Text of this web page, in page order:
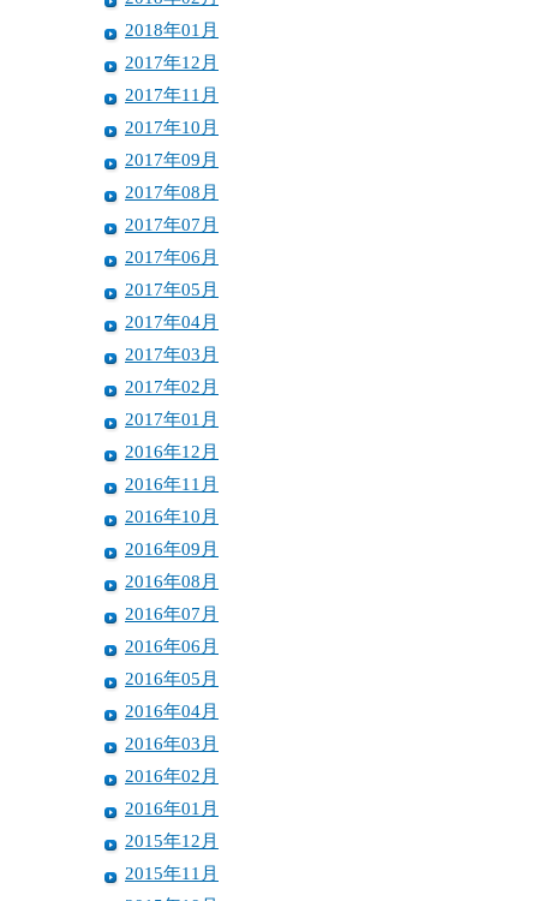
2018年01月
2017年12月
2017年11月
2017年10月
2017年09月
2017年08月
2017年07月
2017年06月
2017年05月
2017年04月
2017年03月
2017年02月
2017年01月
2016年12月
2016年11月
2016年10月
2016年09月
2016年08月
2016年07月
2016年06月
2016年05月
2016年04月
2016年03月
2016年02月
2016年01月
2015年12月
2015年11月